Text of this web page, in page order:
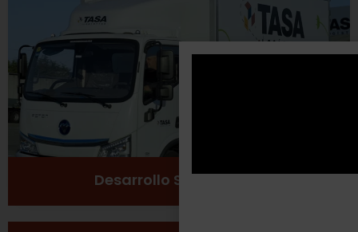
Desarrollo Sustentable
Inclusión social
Cuidado del medio ambiente
Ver más